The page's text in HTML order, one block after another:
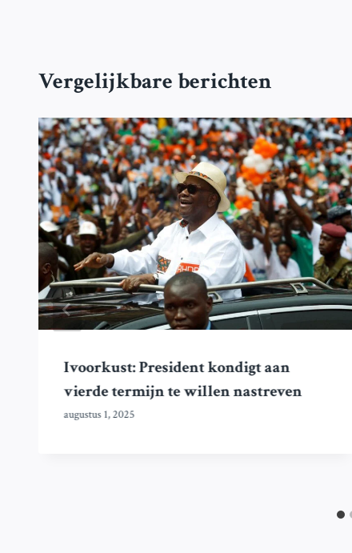
Vergelijkbare berichten
Ivoorkust: President kondigt aan
vierde termijn te willen nastreven
augustus 1, 2025